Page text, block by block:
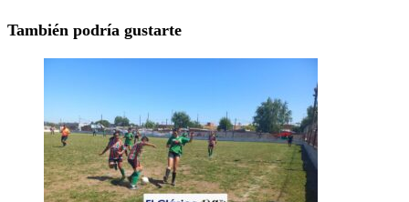
También podría gustarte